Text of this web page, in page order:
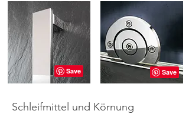
Schleifmittel und Körnung